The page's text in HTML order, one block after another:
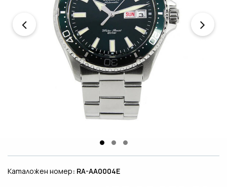
Каталожен номер: RA-AA0004E